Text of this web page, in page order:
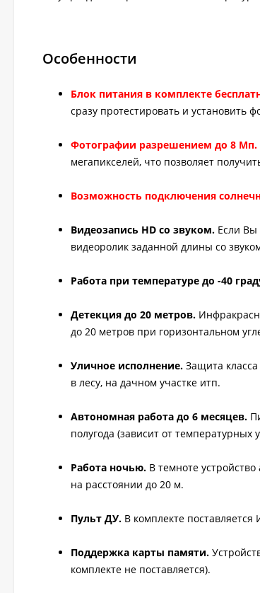
Особенности
Блок питания в комплекте
сразу протестировать и установить
Фотографии разрешением до 8 Мп.
мегапикселей, что позволяет
Возможность подключения
Видеозапись HD со звуком. Если Вы
видеоролик заданной длины со
Работа при температуре до -40
Детекция до 20 метров.
до 20 метров при горизонтальном
Уличное исполнение. Защита
в лесу, на дачном участке итп.
Автономная работа до 6 месяцев.
полугода (зависит от температурных
Работа ночью. В темноте
на расстоянии до 20 м.
Пульт ДУ. В комплекте
Поддержка карты памяти.
комплекте не поставляется).